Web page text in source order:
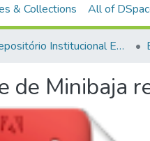
& Collections All of
Repositório Institucional EESC
de Minibaja